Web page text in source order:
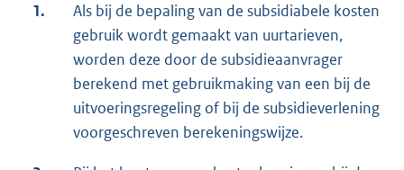
1.
Als bij de bepaling van de subsidiabele kosten
gebruik wordt gemaakt van uurtarieven,
worden deze door de subsidieaanvrager
berekend met gebruikmaking van een bij de
uitvoeringsregeling of bij de subsidieverlening
voorgeschreven berekeningswijze.